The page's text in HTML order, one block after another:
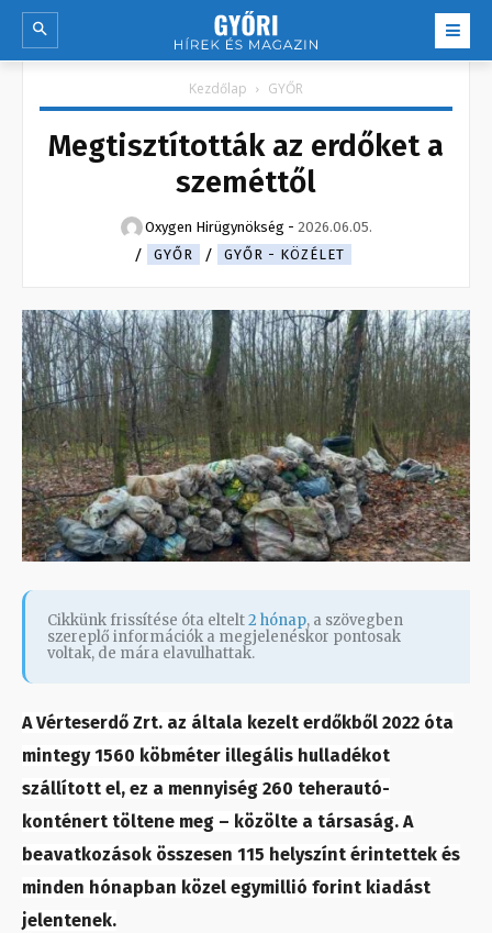
Kezdőlap GYŐR
Megtisztították az erdőket a
szeméttől
Oxygen Hirügynökség - 2026.06.05.
GYŐR
GYŐR - KÖZÉLET
Cikkünk frissítése óta eltelt2 hónap, a szövegben
szereplő információk a megjelenéskor pontosak
voltak, de mára elavulhattak.
A Vérteserdő Zrt. az általa kezelt erdőkből 2022 óta
mintegy 1560 köbméter illegális hulladékot
szállított el, ez a mennyiség 260 teherautó-
konténert töltene meg – közölte a társaság. A
beavatkozások összesen 115 helyszínt érintettek és
minden hónapban közel egymillió forint kiadást
jelentenek.